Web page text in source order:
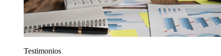
Testimonios